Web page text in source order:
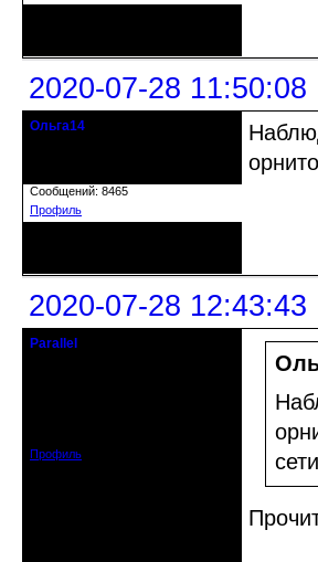
2020-07-28 11:50:08
Ольга14
Сообщений: 8465
Профиль
2020-07-28 12:43:43
Parallel
Профиль